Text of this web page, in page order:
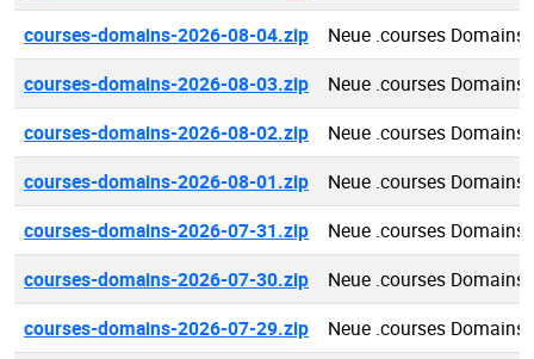
courses-domains-2026-08-04.zip
Neue .courses Domains
courses-domains-2026-08-03.zip
Neue .courses Domains
courses-domains-2026-08-02.zip
Neue .courses Domains
courses-domains-2026-08-01.zip
Neue .courses Domains
courses-domains-2026-07-31.zip
Neue .courses Domains
courses-domains-2026-07-30.zip
Neue .courses Domains
courses-domains-2026-07-29.zip
Neue .courses Domains